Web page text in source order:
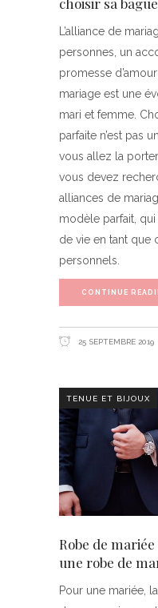
L’alliance de
personnes, un
promesse
mariage est une
mari et femme.
parfaite n’est pas
vous allez la
vous devez
alliances de
modèle parfait,
de vie en tant que
personnels.
CONTINUE
25 SEPTEMBRE 2019
TENUE ET BIJOUX
Robe de
une robe de
Pour une mariée,